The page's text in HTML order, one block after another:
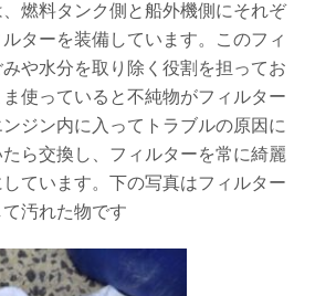
公式ブログ
Blog
会社概要
Company
リンク集
Link
燃料タンク側と船外機側にそれぞ
ターを装備しています。このフィ
や水分を取り除く役割を担ってお
使っていると不純物がフィルター
ジン内に入ってトラブルの原因に
ら交換し、フィルターを常に綺麗
ています。下の写真はフィルター
汚れた物です